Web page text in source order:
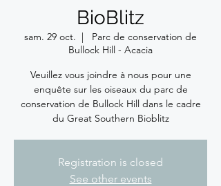
BioBlitz
sam. 29 oct.
  |
Parc de conservation de
Bullock Hill - Acacia
Veuillez vous joindre à nous pour une
enquête sur les oiseaux du parc de
conservation de Bullock Hill dans le cadre
du Great Southern Bioblitz
Registration is closed
See other events